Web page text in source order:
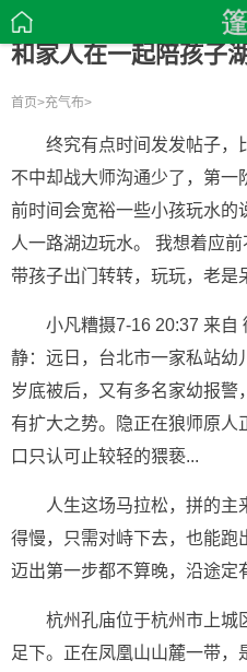
和家人在一起陪孩子
首页>充气布>
终究有点时间发发帖子，比
不中却战大师沟通少了，第一
前时间会宽裕一些小孩玩水的
人一路湖边玩水。 我想着应
带孩子出门转转，玩玩，老
小凡糟摄7-16 20:37 来自
静：远日，台北市一家私站幼
岁底被后，又有多名家幼报警
有扩大之势。隐正在狼师原
口只认可止较轻的猥亵...
人生这场马拉松，拼的主
得慢，只需对峙下去，也能跑
迈出第一步都不算晚，沿途定
杭州孔庙位于杭州市上城
足下。正在凤凰山山麓一带